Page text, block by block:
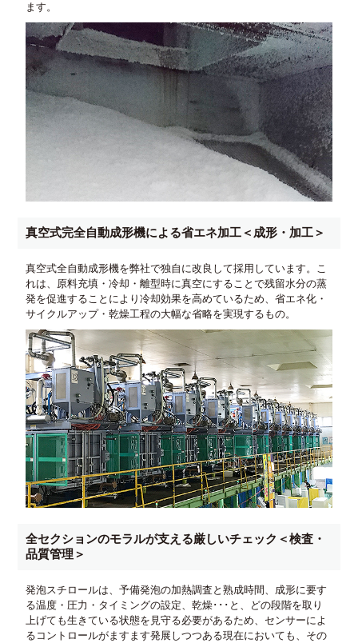
ます。
真空式完全自動成形機による省エネ加工＜成形・加工＞
真空式全自動成形機を弊社で独自に改良して採用しています。こ
れは、原料充填・冷却・離型時に真空にすることで残留水分の蒸
発を促進することにより冷却効果を高めているため、省エネ化・
サイクルアップ・乾燥工程の大幅な省略を実現するもの。
全セクションのモラルが支える厳しいチェック＜検査・
品質管理＞
発泡スチロールは、予備発泡の加熱調査と熟成時間、成形に要す
る温度・圧力・タイミングの設定、乾燥･･･と、どの段階を取り
上げても生きている状態を見守る必要があるため、センサーによ
るコントロールがますます発展しつつある現在においても、その